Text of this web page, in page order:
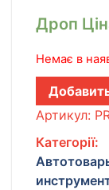
Дроп
Немає в
Артикул:
Категорії: